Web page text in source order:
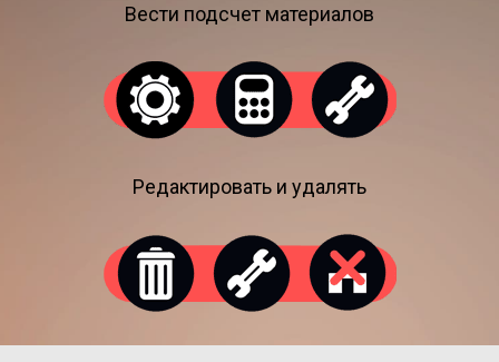
Вести подсчет материалов
Редактировать и удалять